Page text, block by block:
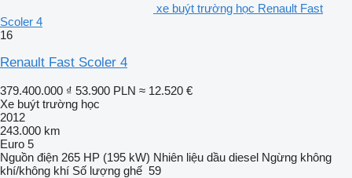
xe buýt trường học Renault Fast
Scoler 4
16
Renault Fast Scoler 4
379.400.000 ₫ 53.900 PLN ≈ 12.520 €
Xe buýt trường học
2012
243.000 km
Euro 5
Nguồn điện 265 HP (195 kW) Nhiên liệu dầu diesel Ngừng không
khí/không khí Số lượng ghế 59